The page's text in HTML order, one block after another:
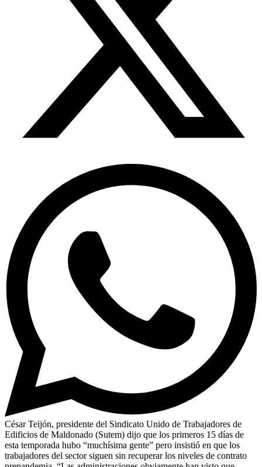
César Teijón, presidente del Sindicato Unido de Trabajadores de
Edificios de Maldonado (Sutem) dijo que los primeros 15 días de
esta temporada hubo “muchísima gente” pero insistió en que los
trabajadores del sector siguen sin recuperar los niveles de contrato